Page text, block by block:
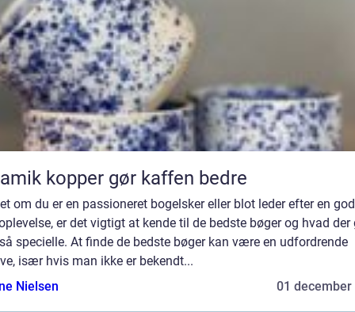
kopper gør kaffen bedre
om du er en passioneret bogelsker eller blot leder efter en god
er det vigtigt at kende til de bedste bøger og hvad der
specielle. At finde de bedste bøger kan være en udfordrende
især hvis man ikke er bekendt...
Nielsen
01 december